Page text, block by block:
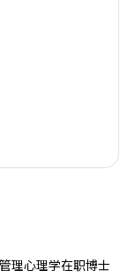
理心理学在职博士